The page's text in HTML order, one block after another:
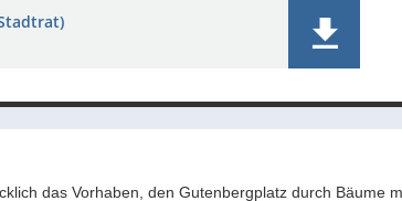
das Vorhaben, den Gutenbergplatz durch Bäume